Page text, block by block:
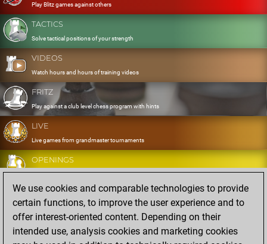
Play Blitz games against others
TACTICS
Solve tactical positions of your strength
VIDEOS
Watch hours and hours of training videos
FRITZ
Play against a club level chess program with hints
LIVE
Live games from grandmaster tournaments
OPENINGS
Develop and exercise your openings
DATABASE
Eight million strong games
MYGAMES
Store and analyse your own games in the cloud
We use cookies and comparable technologies to provide
certain functions, to improve the user experience and to
offer interest-oriented content. Depending on their
intended use, analysis cookies and marketing cookies